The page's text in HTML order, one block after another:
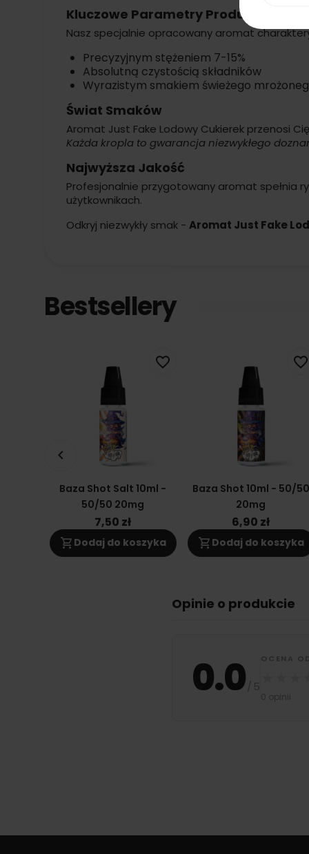
Kluczowe Parametry Produktu
Nasz specjalnie opracowany aromat
Precyzyjnym stężeniem 7-15%
Absolutną czystością składników
Wyrazistym smakiem świeżego
Świat Smaków
Aromat Just Fake Lodowy Cukierek przenosi
Każda kropla to gwarancja niezwykłego
Najwyższa Jakość
Profesjonalnie przygotowany aromat spełnia
użytkownikach.
Odkryj niezwykły smak - Aromat Just Fake
Bestsellery
Baza Shot Salt 10ml -
50/50 20mg
7,50 zł
shopping_cart Dodaj do koszyka
favorite_border
Baza Shot 10ml - 50/50
20mg
6,90 zł
shopping_cart Dodaj do koszyka
favorite_border
keyboard_arrow_left
Opinie o produkcie
0.0 / 5
OCENA
0 opinii